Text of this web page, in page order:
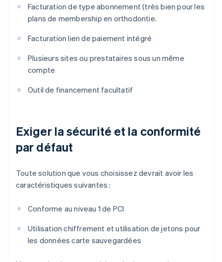
Facturation de type abonnement (très bien pour les
plans de membership en orthodontie.
Facturation lien de paiement intégré
Plusieurs sites ou prestataires sous un même
compte
Outil de financement facultatif
Exiger la sécurité et la conformité
par défaut
Toute solution que vous choisissez devrait avoir les
caractéristiques suivantes :
Conforme au niveau 1 de PCI
Utilisation chiffrement et utilisation de jetons pour
les données carte sauvegardées